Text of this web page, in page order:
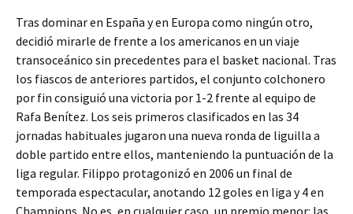
Tras dominar en España y en Europa como ningún otro,
decidió mirarle de frente a los americanos en un viaje
transoceánico sin precedentes para el basket nacional. Tras
los fiascos de anteriores partidos, el conjunto colchonero
por fin consiguió una victoria por 1-2 frente al equipo de
Rafa Benítez. Los seis primeros clasificados en las 34
jornadas habituales jugaron una nueva ronda de liguilla a
doble partido entre ellos, manteniendo la puntuación de la
liga regular. Filippo protagonizó en 2006 un final de
temporada espectacular, anotando 12 goles en liga y 4 en
Champions. No es, en cualquier caso, un premio menor: las